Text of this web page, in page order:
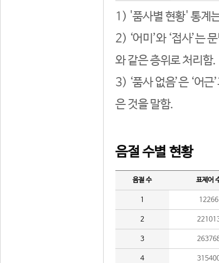
1) '품사별 현황' 통계
2) ‘어미’와 ‘접사’는
와 같은 층위로 처리함.
3) ‘품사 없음’은 ‘어
은 것을 말함.
음절 수별 현황
음절 수 표제어
1 12266
2
3
4